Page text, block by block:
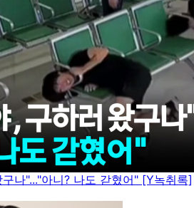
나"..."아니? 나도 갇혔어" [Y녹취록]